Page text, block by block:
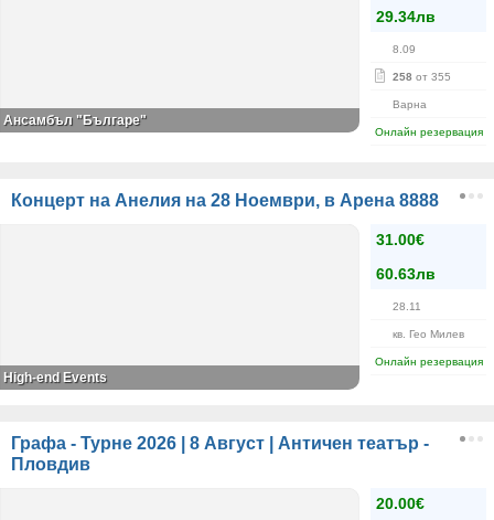
29.34лв
8.09
258 от 355
Варна
Онлайн резервация
Ансамбъл "Българе"
Концерт на Анелия на 28 Ноември, в Арена 8888
31.00€
60.63лв
28.11
кв. Гео Милев
Онлайн резервация
High-end Events
Графа - Турне 2026 | 8 Август | Античен театър -
Пловдив
20.00€